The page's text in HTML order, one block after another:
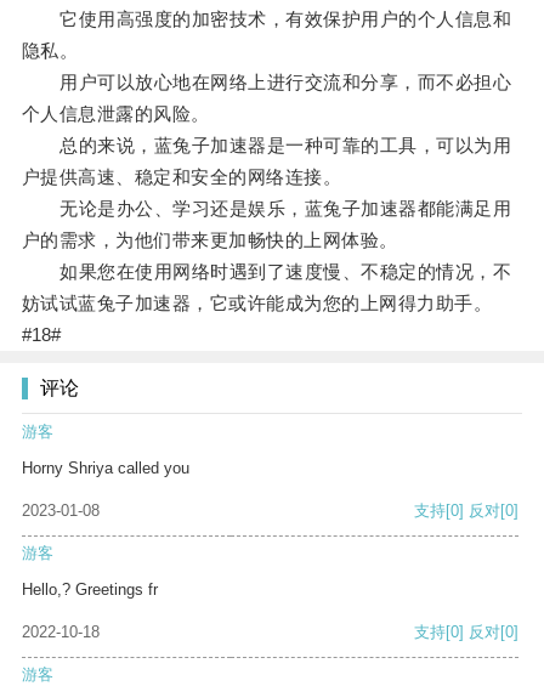
它使用高强度的加密技术，有效保护用户的个人信息和
隐私。
用户可以放心地在网络上进行交流和分享，而不必担心
个人信息泄露的风险。
总的来说，蓝兔子加速器是一种可靠的工具，可以为用
户提供高速、稳定和安全的网络连接。
无论是办公、学习还是娱乐，蓝兔子加速器都能满足用
户的需求，为他们带来更加畅快的上网体验。
如果您在使用网络时遇到了速度慢、不稳定的情况，不
妨试试蓝兔子加速器，它或许能成为您的上网得力助手。
#18#
评论
游客
Horny Shriya called you
2023-01-08 支持[0] 反对[0]
游客
Hello,? Greetings fr
2022-10-18 支持[0] 反对[0]
游客